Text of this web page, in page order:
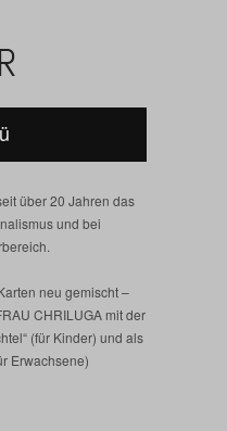
über 20 Jahren das
und bei
neu gemischt –
CHRILUGA mit der
(für Kinder) und als
Erwachsene)